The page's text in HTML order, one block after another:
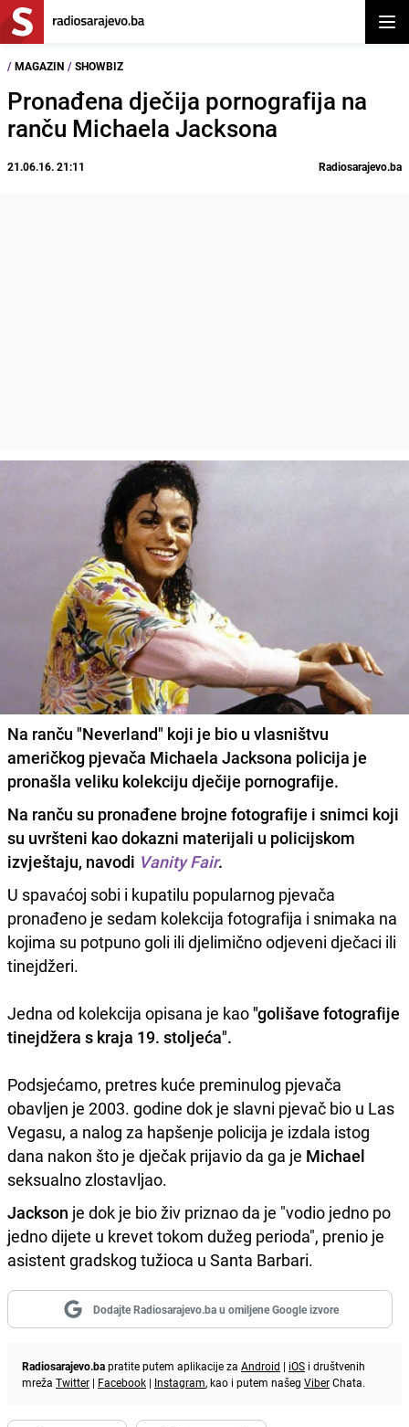
/ MAGAZIN / SHOWBIZ
Pronađena dječija pornografija na
ranču Michaela Jacksona
21.06.16. 21:11 Radiosarajevo.ba
Na ranču "Neverland" koji je bio u vlasništvu
američkog pjevača Michaela Jacksona policija je
pronašla veliku kolekciju dječije pornografije.
Na ranču su pronađene brojne fotografije i snimci koji
su uvršteni kao dokazni materijali u policijskom
izvještaju, navodi Vanity Fair.
U spavaćoj sobi i kupatilu popularnog pjevača
pronađeno je sedam kolekcija fotografija i snimaka na
kojima su potpuno goli ili djelimično odjeveni dječaci ili
tinejdžeri.
Jedna od kolekcija opisana je kao"golišave fotografije
tinejdžera s kraja 19. stoljeća".
Podsjećamo, pretres kuće preminulog pjevača
obavljen je 2003. godine dok je slavni pjevač bio u Las
Vegasu, a nalog za hapšenje policija je izdala istog
dana nakon što je dječak prijavio da ga je Michael
seksualno zlostavljao.
Jackson je dok je bio živ priznao da je "vodio jedno po
jedno dijete u krevet tokom dužeg perioda", prenio je
asistent gradskog tužioca u Santa Barbari.
Dodajte Radiosarajevo.ba u omiljene Google izvore
Radiosarajevo.bapratite putem aplikacije za Android | iOS i društvenih
mreža Twitter | Facebook | Instagram, kao i putem našeg ViberChata.